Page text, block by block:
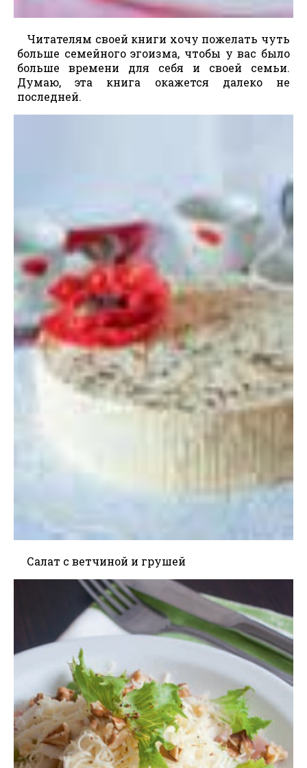
Читателям своей книги хочу пожелать чуть
больше семейного эгоизма, чтобы у вас было
больше времени для себя и своей семьи.
Думаю, эта книга окажется далеко не
последней.
Салат с ветчиной и грушей